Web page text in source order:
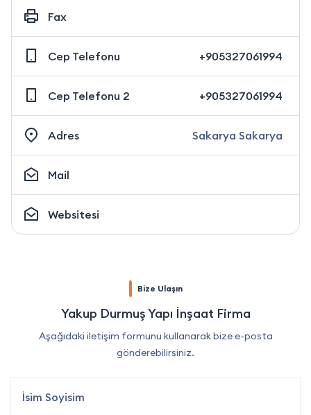
Fax
Cep Telefonu +905327061994
Cep Telefonu 2 +905327061994
Adres Sakarya Sakarya
Mail
Websitesi
Bize Ulaşın
Yakup Durmuş Yapı İnşaat Firma
Aşağıdaki iletişim formunu kullanarak bize e-posta
gönderebilirsiniz.